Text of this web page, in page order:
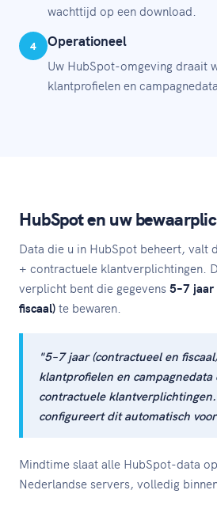
wachttijd op een download.
4 Operationeel
Uw HubSpot-omgeving draait
klantprofielen en
HubSpot en uw
Data die u in HubSpot beheert, valt
+ contractuele klantverplichtingen.
verplicht bent die gegevens5–7 jaar
fiscaal)te bewaren.
"5–7 jaar (contractueel en
klantprofielen en campagnedata
contractuele
configureert dit automatisch
Mindtime slaat alle HubSpot-data
Nederlandse servers, volledig